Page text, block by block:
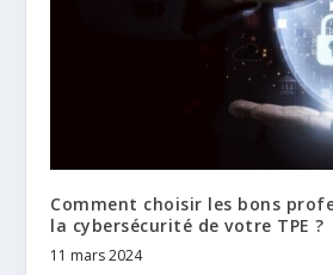
Comment choisir les bons
la cybersécurité de votre TPE ?
11 mars 2024